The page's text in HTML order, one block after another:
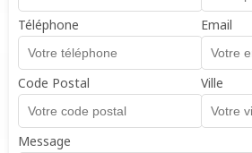
Téléphone Email
Code Postal Ville
Message